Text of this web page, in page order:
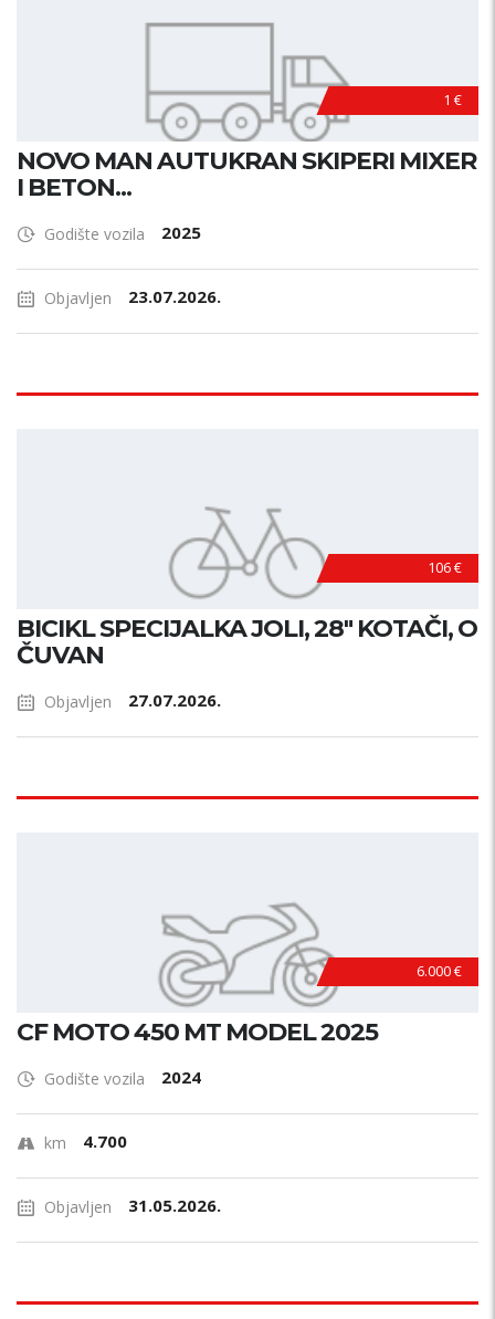
1 €
NOVO MAN AUTUKRAN SKIPERI MIXER
I BETON...
Godište vozila 2025
Objavljen 23.07.2026.
106 €
BICIKL SPECIJALKA JOLI, 28" KOTAČI, O
ČUVAN
Objavljen 27.07.2026.
6.000 €
CF MOTO 450 MT MODEL 2025
Godište vozila 2024
km 4.700
Objavljen 31.05.2026.